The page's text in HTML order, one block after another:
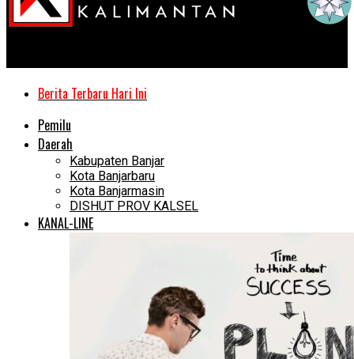
Berita Terbaru Hari Ini
Pemilu
Daerah
Kabupaten Banjar
Kota Banjarbaru
Kota Banjarmasin
DISHUT PROV KALSEL
KANAL-LINE